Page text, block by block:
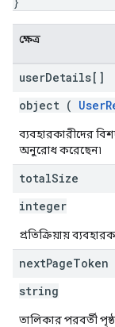
ক্ষেত্র
userDetails[]
object (
ব্যবহারকারীদের
অনুরোধ করেছেন৷
totalSize
integer
প্রতিক্রিয়ায়
nextPageToken
string
তালিকার পরবর্তী